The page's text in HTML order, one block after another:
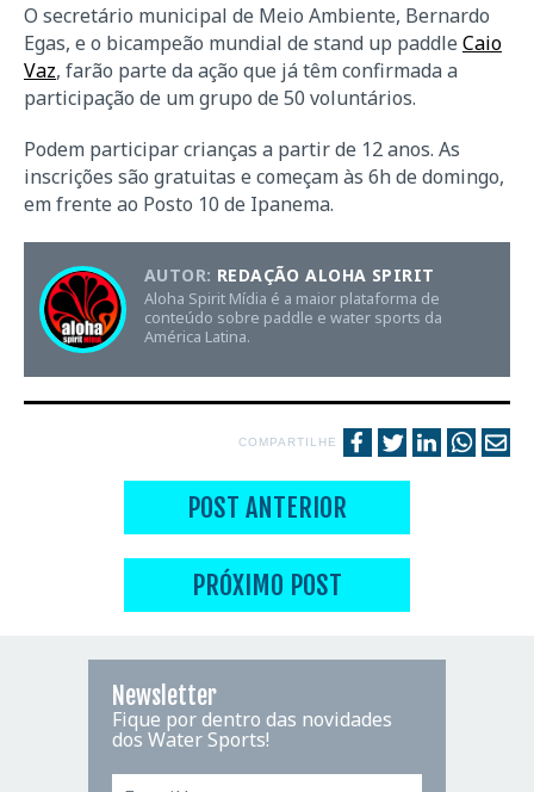
O secretário municipal de Meio Ambiente, Bernardo
Egas, e o bicampeão mundial de stand up paddle Caio
Vaz, farão parte da ação que já têm confirmada a
participação de um grupo de 50 voluntários.
Podem participar crianças a partir de 12 anos. As
inscrições são gratuitas e começam às 6h de domingo,
em frente ao Posto 10 de Ipanema.
AUTOR: REDAÇÃO ALOHA SPIRIT
Aloha Spirit Mídia é a maior plataforma de
conteúdo sobre paddle e water sports da
América Latina.
COMPARTILHE
POST ANTERIOR
PRÓXIMO POST
Newsletter
Fique por dentro das novidades
dos Water Sports!